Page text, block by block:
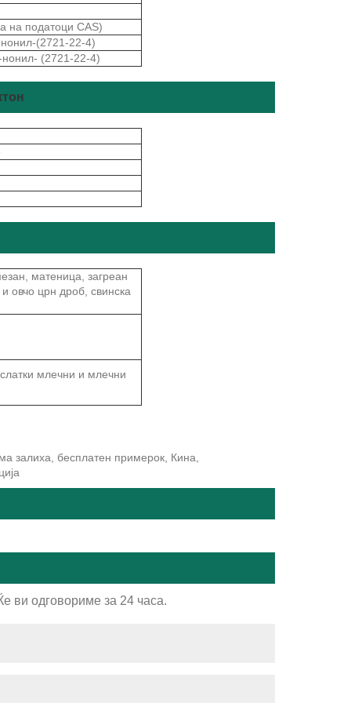
на податоци CAS)
(2721-22-4)
(2721-22-4)
матеница, загреан
овчо црн дроб, свинска
млечни и млечни
залиха, бесплатен примерок, Кина,
ви одговориме за 24 часа.